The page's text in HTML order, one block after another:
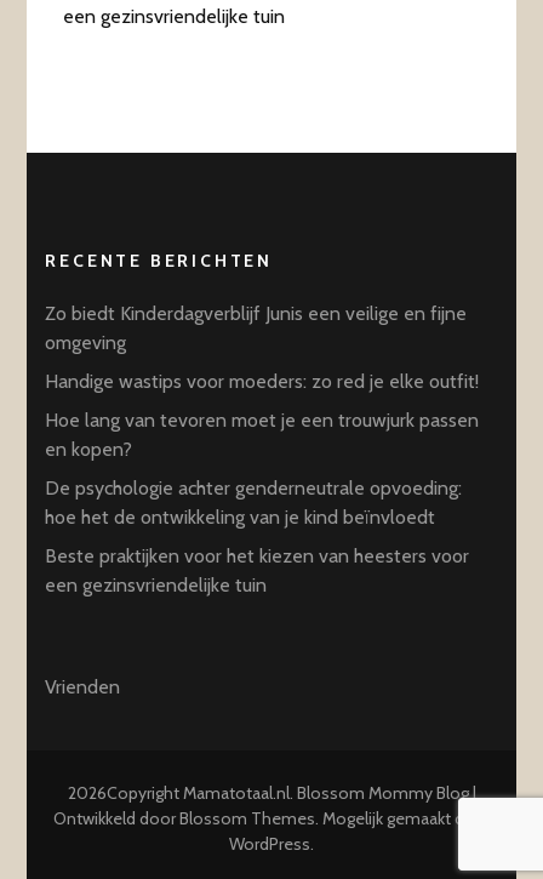
een gezinsvriendelijke tuin
RECENTE BERICHTEN
Zo biedt Kinderdagverblijf Junis een veilige en fijne
omgeving
Handige wastips voor moeders: zo red je elke outfit!
Hoe lang van tevoren moet je een trouwjurk passen
en kopen?
De psychologie achter genderneutrale opvoeding:
hoe het de ontwikkeling van je kind beïnvloedt
Beste praktijken voor het kiezen van heesters voor
een gezinsvriendelijke tuin
Vrienden
2026Copyright Mamatotaal.nl. Blossom Mommy Blog |
Ontwikkeld doorBlossom Themes . Mogelijk gemaakt door
WordPress